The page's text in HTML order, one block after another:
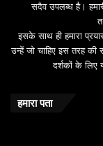
सदैव उपलब्ध है।
इसके साथ ही हमारा
उन्हें जो चाहिए इस तरह
दर्शकों के लिए
हमारा पता